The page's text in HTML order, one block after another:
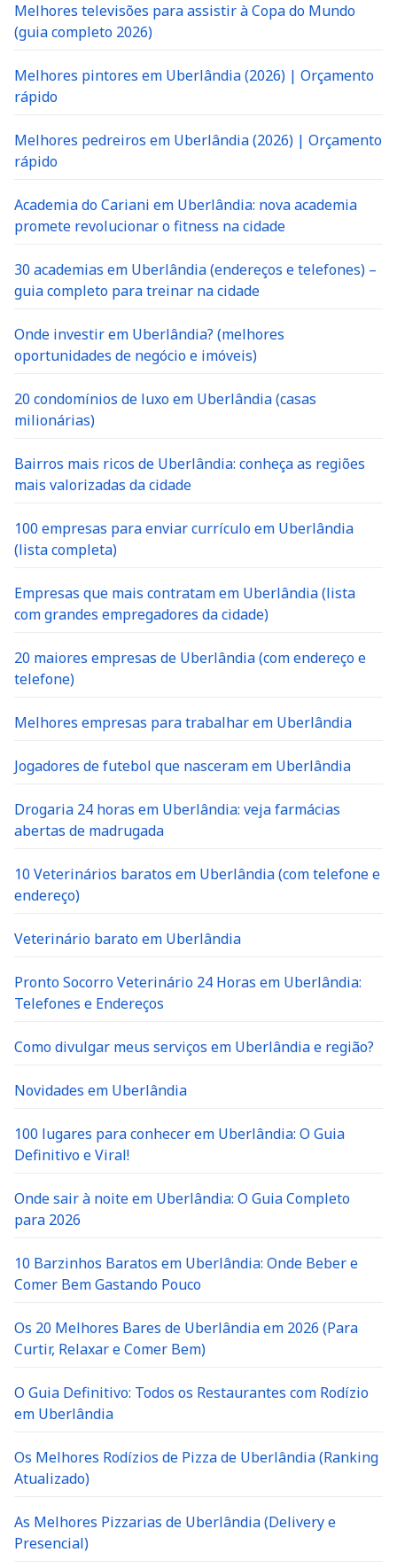
Melhores televisões para assistir à Copa do Mundo
(guia completo 2026)
Melhores pintores em Uberlândia (2026) | Orçamento
rápido
Melhores pedreiros em Uberlândia (2026) | Orçamento
rápido
Academia do Cariani em Uberlândia: nova academia
promete revolucionar o fitness na cidade
30 academias em Uberlândia (endereços e telefones) –
guia completo para treinar na cidade
Onde investir em Uberlândia? (melhores
oportunidades de negócio e imóveis)
20 condomínios de luxo em Uberlândia (casas
milionárias)
Bairros mais ricos de Uberlândia: conheça as regiões
mais valorizadas da cidade
100 empresas para enviar currículo em Uberlândia
(lista completa)
Empresas que mais contratam em Uberlândia (lista
com grandes empregadores da cidade)
20 maiores empresas de Uberlândia (com endereço e
telefone)
Melhores empresas para trabalhar em Uberlândia
Jogadores de futebol que nasceram em Uberlândia
Drogaria 24 horas em Uberlândia: veja farmácias
abertas de madrugada
10 Veterinários baratos em Uberlândia (com telefone e
endereço)
Veterinário barato em Uberlândia
Pronto Socorro Veterinário 24 Horas em Uberlândia:
Telefones e Endereços
Como divulgar meus serviços em Uberlândia e região?
Novidades em Uberlândia
100 lugares para conhecer em Uberlândia: O Guia
Definitivo e Viral!
Onde sair à noite em Uberlândia: O Guia Completo
para 2026
10 Barzinhos Baratos em Uberlândia: Onde Beber e
Comer Bem Gastando Pouco
Os 20 Melhores Bares de Uberlândia em 2026 (Para
Curtir, Relaxar e Comer Bem)
O Guia Definitivo: Todos os Restaurantes com Rodízio
em Uberlândia
Os Melhores Rodízios de Pizza de Uberlândia (Ranking
Atualizado)
As Melhores Pizzarias de Uberlândia (Delivery e
Presencial)